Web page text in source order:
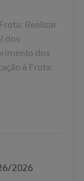
Realizar
dos
dos
à Frota:
2026